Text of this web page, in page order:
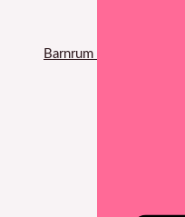
Barnrum